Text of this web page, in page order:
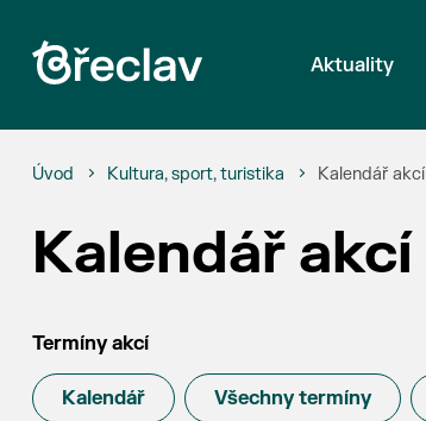
Aktuality
Úvod Kultura, sport, turistika Kalendář akcí
Kalendář akcí
Termíny akcí
Kalendář Všechny termíny